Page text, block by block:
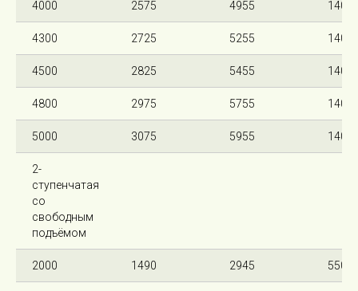
4000 2575 4955 140
4300 2725 5255 140
4500 2825 5455 140
4800 2975 5755 140
5000 3075 5955 140
2-
ступенчатая
со
свободным
подъёмом
2000 1490 2945 550